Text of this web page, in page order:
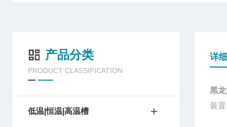
产品分类
PRODUCT CLASSIFICATION
低温|恒温|高温槽
详
黑
装